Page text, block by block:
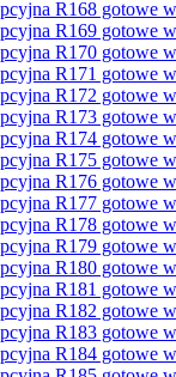
R168 gotowe
R169 gotowe
R170 gotowe
R171 gotowe
R172 gotowe
R173 gotowe
R174 gotowe
R175 gotowe
R176 gotowe
R177 gotowe
R178 gotowe
R179 gotowe
R180 gotowe
R181 gotowe
R182 gotowe
R183 gotowe
R184 gotowe